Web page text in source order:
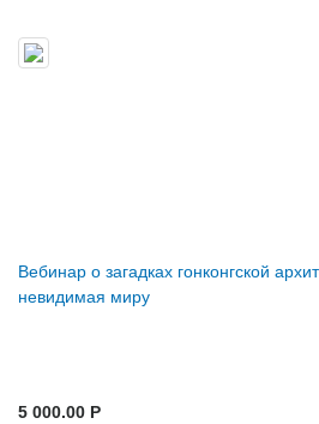
Вебинар о загадках гонконгской
невидимая миру
5 000.00 P